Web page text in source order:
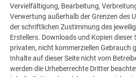
Vervielfältigung, Bearbeitung,
Verwertung außerhalb der Grenzen des
der schriftlichen Zustimmung des
Erstellers. Downloads und Kopien dieser
privaten, nicht kommerziellen Gebrauch
Inhalte auf dieser Seite nicht vom
werden die Urheberrechte Dritter